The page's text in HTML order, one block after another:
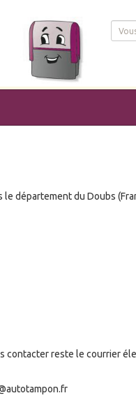
le département du Doubs
contacter reste le courrier